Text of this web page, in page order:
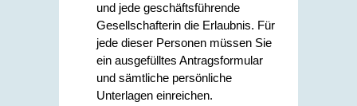
und jede geschäftsführende
Gesellschafterin die Erlaubnis. Für
jede dieser Personen müssen Sie
ein ausgefülltes Antragsformular
und sämtliche persönliche
Unterlagen einreichen.